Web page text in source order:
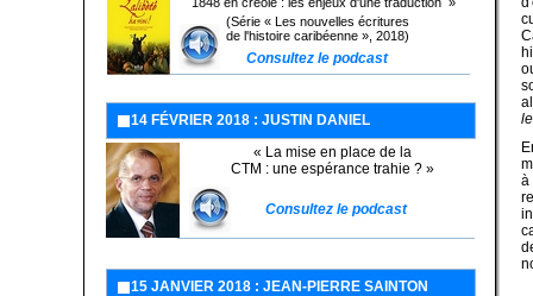
à
(Série « Les nouvelles écritures
de l'histoire caribéenne », 2018)
« La mise en place de la
CTM : une espérance trahie ? »
15 JANVIER 2018 : JEAN-PIERRE SAINTON
(Série « Les nouvelles écritures
de l'histoire caribéenne », 2018)
Consultez le podcast
Consultez le podcast
14 FÉVRIER 2018 : JUSTIN DANIEL